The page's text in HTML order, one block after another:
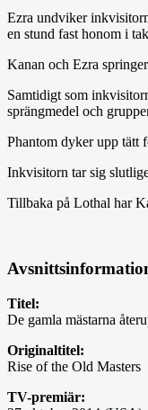
Ezra undviker
en stund fast honom i
Kanan och Ezra
Samtidigt som
sprängmedel och
Phantom dyker upp tätt
Inkvisitorn tar sig
Tillbaka på Lothal har
Titel:
De gamla mästarna
Originaltitel:
Rise of the Old Masters
TV-premiär: